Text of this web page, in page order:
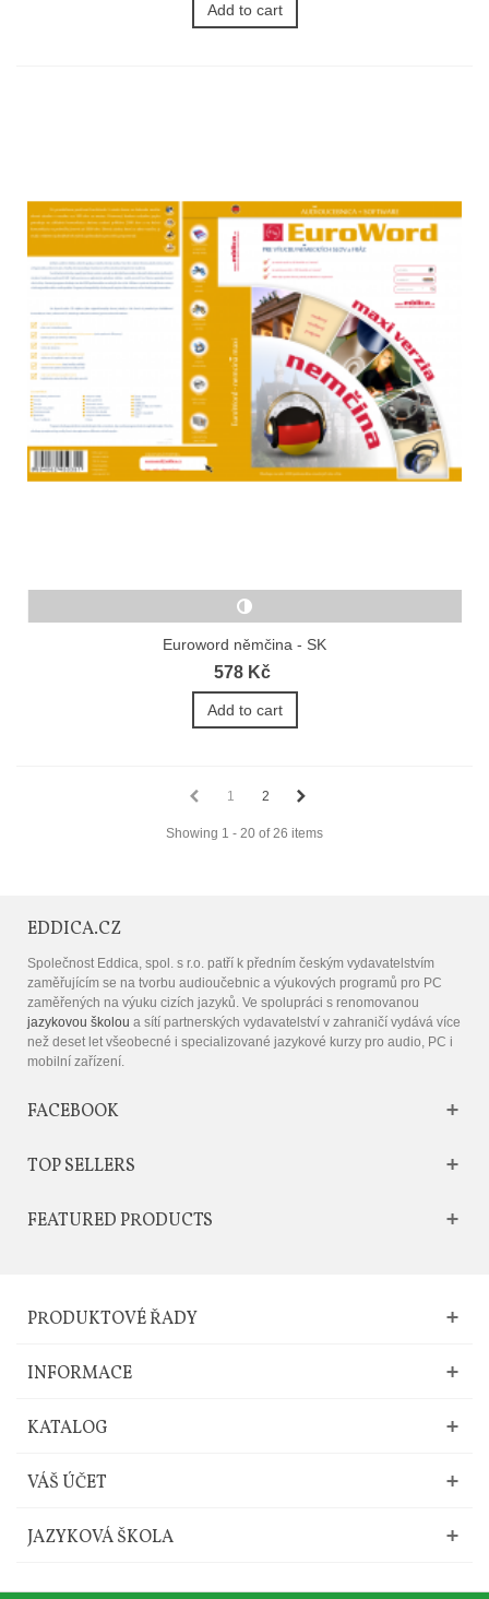
Add to cart
Euroword němčina - SK
578 Kč
Add to cart
1 2
Showing 1 - 20 of 26 items
EDDICA.CZ
Společnost Eddica, spol. s r.o. patří k předním českým vydavatelstvím
zaměřujícím se na tvorbu audioučebnic a výukových programů pro PC
zaměřených na výuku cizích jazyků. Ve spolupráci s renomovanou
jazykovou školou a sítí partnerských vydavatelství v zahraničí vydává více
než deset let všeobecné i specializované jazykové kurzy pro audio, PC i
mobilní zařízení.
FACEBOOK
TOP SELLERS
FEATURED PRODUCTS
PRODUKTOVÉ ŘADY
INFORMACE
KATALOG
VÁŠ ÚČET
JAZYKOVÁ ŠKOLA